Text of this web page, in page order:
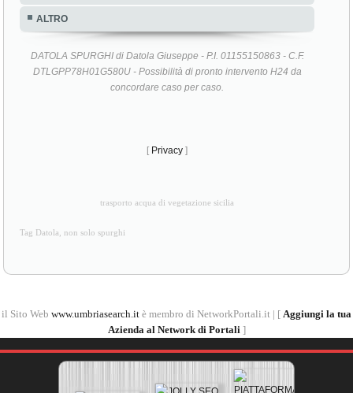
ALTRO
DATOLA SPURGHI di Datola Giuseppe - P.I. 01155150863 - C.F.
DTLGPP78H01G580U - Possibilità di pronto intervento H24 da
concordare caso per caso.
[ Privacy ]
trasporto acqua di vegetazione sicilia
Tag Datola, non solo spurghi
il Sito Web www.umbriasearch.it è membro di NetworkPortali.it | [ Aggiungi la tua
Azienda al Network di Portali ]